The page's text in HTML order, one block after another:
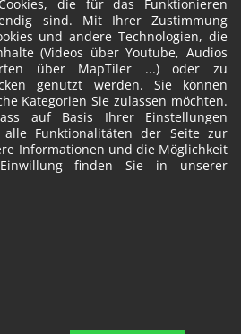
die für das Funktionieren
sind. Mit Ihrer Zustimmung
und andere Technologien, die
(Videos über Youtube, Audios
über MapTiler ...) oder zu
genutzt werden. Sie können
Kategorien Sie zulassen möchten.
auf Basis Ihrer Einstellungen
Funktionalitäten der Seite zur
Informationen und die Möglichkeit
finden Sie in unserer